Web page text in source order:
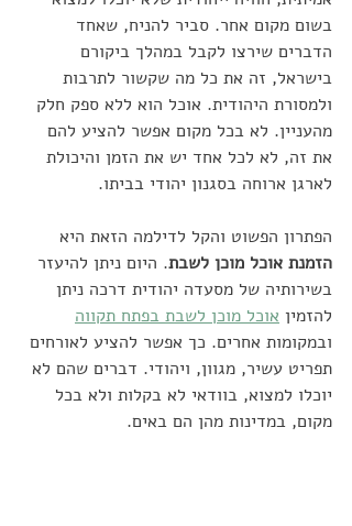
בשום מקום אחר. סביר להניח, שאחד
הדברים שירצו לקבל במהלך ביקורם
בישראל, זה את כל מה שקשור לתרבות
ולמסורת היהודית. אוכל הוא ללא ספק חלק
מהעניין. לא בכל מקום אפשר להציע להם
את זה, לא לכל אחד יש את הזמן והיכולת
לארגן ארוחה בסגנון יהודי בביתו.
הפתרון הפשוט והקל לדילמה הזאת היא
הזמנת אוכל מוכן לשבת. היום ניתן להיעזר
בשירותיה של מסעדה יהודית דרכה ניתן
להזמין אוכל מוכן לשבת בפתח תקווה
ובמקומות אחרים. כך אפשר להציע לאורחים
תפריט עשיר, מגוון, ויהודי. דברים שהם לא
יוכלו למצוא, בוודאי לא בקלות ולא בכל
מקום, במדינות מהן הם באים.